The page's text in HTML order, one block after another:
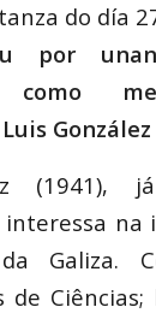
do día
por
como
González
(1941),
interessa na
Galiza.
de